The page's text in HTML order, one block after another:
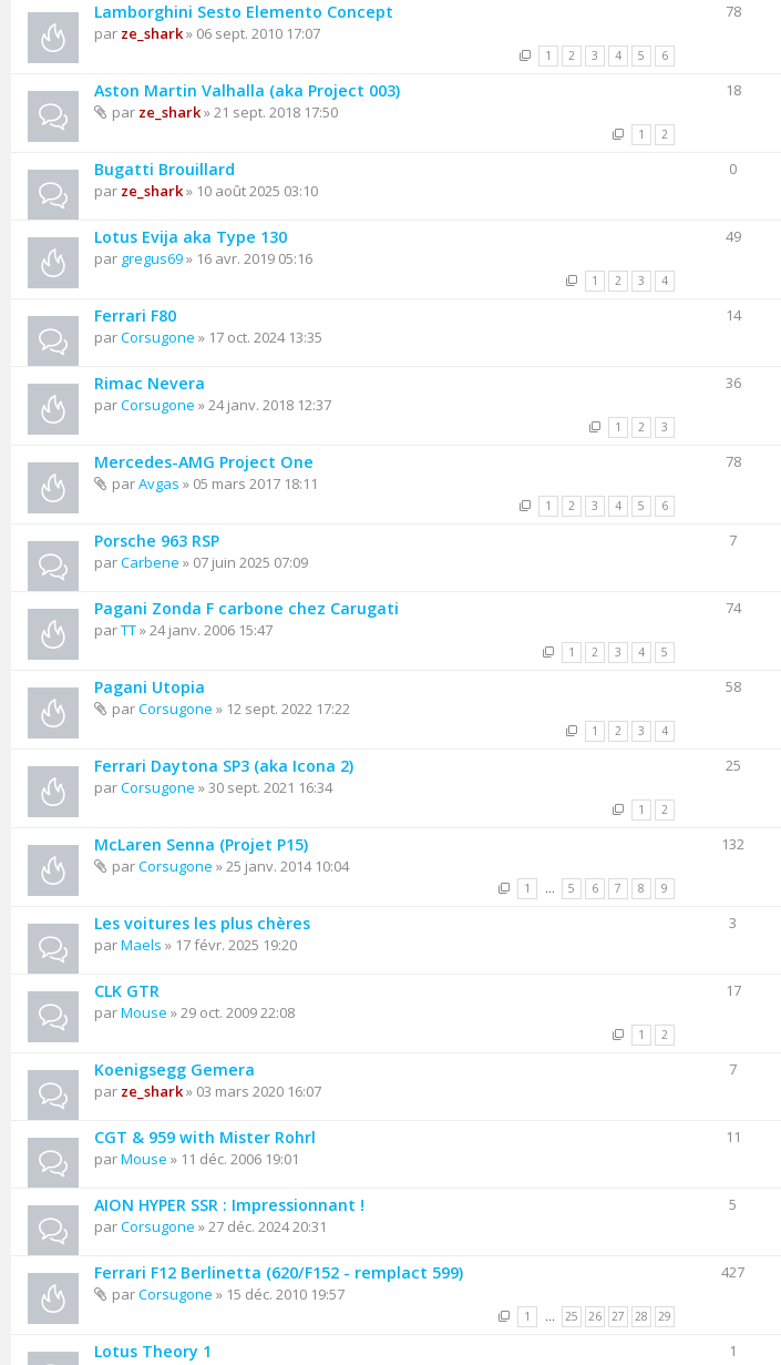
Lamborghini Sesto Elemento Concept
par ze_shark» 06 sept. 2010 17:07
1 2 3 4 5 6
78
Aston Martin Valhalla (aka Project 003)
par ze_shark» 21 sept. 2018 17:50
1 2
18
Bugatti Brouillard
par ze_shark» 10 août 2025 03:10
0
Lotus Evija aka Type 130
par gregus69» 16 avr. 2019 05:16
1 2 3 4
49
Ferrari F80
parCorsugone » 17 oct. 2024 13:35
14
Rimac Nevera
parCorsugone » 24 janv. 2018 12:37
1 2 3
36
Mercedes-AMG Project One
parAvgas » 05 mars 2017 18:11
1 2 3 4 5 6
78
Porsche 963 RSP
parCarbene » 07 juin 2025 07:09
7
Pagani Zonda F carbone chez Carugati
parTT» 24 janv. 2006 15:47
1 2 3 4 5
74
Pagani Utopia
parCorsugone » 12 sept. 2022 17:22
1 2 3 4
58
Ferrari Daytona SP3 (aka Icona 2)
parCorsugone » 30 sept. 2021 16:34
1 2
25
McLaren Senna (Projet P15)
parCorsugone » 25 janv. 2014 10:04
1 … 5 6 7 8 9
132
Les voitures les plus chères
parMaels » 17 févr. 2025 19:20
3
CLK GTR
parMouse » 29 oct. 2009 22:08
1 2
17
Koenigsegg Gemera
par ze_shark» 03 mars 2020 16:07
7
CGT & 959 with Mister Rohrl
parMouse » 11 déc. 2006 19:01
11
AION HYPER SSR : Impressionnant !
parCorsugone » 27 déc. 2024 20:31
5
Ferrari F12 Berlinetta (620/F152 - remplact 599)
parCorsugone » 15 déc. 2010 19:57
1 … 25 26 27 28 29
427
Lotus Theory 1 1